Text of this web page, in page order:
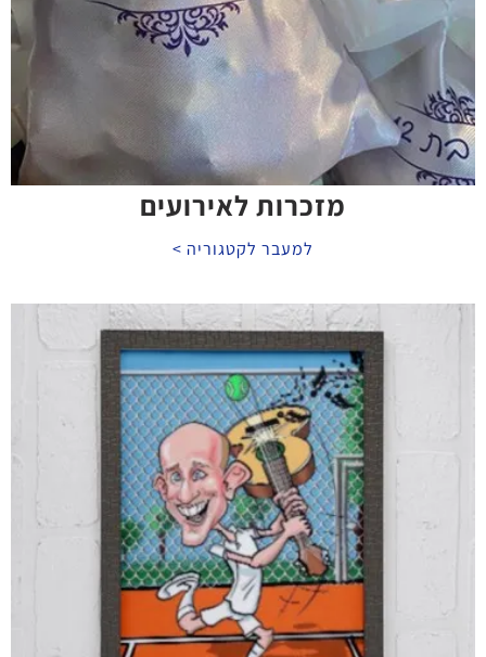
מזכרות לאירועים
למעבר לקטגוריה >